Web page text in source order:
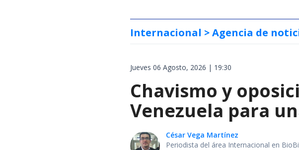
Internacional > Agencia de
Jueves 06 Agosto, 2026 | 19:30
Chavismo y
Venezuela para
César Vega Martínez
Periodista del área Internacional en